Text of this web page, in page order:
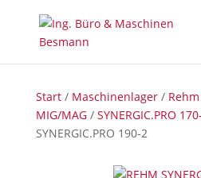
Start/ Maschinenlager/
MIG/MAG/ SYNERGIC.PRO
SYNERGIC.PRO 190-2